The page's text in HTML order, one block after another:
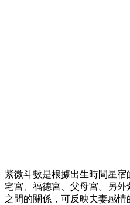
紫微斗數是根據出生時間星
宅宮、福德宮、父母宮。另
之間的關係，可反映夫妻感